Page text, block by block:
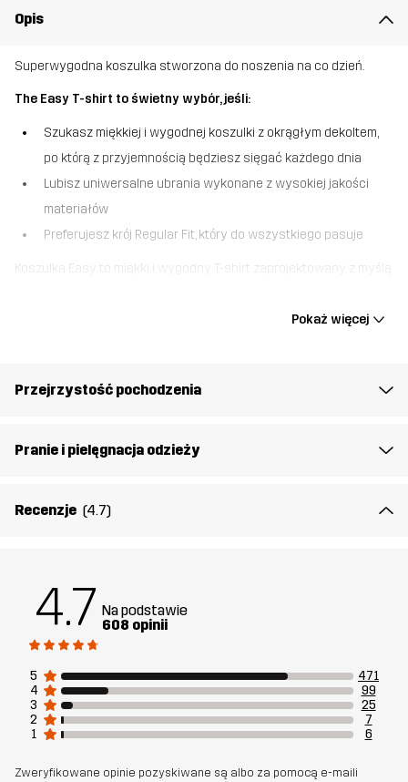
Opis
Superwygodna koszulka stworzona do noszenia na co dzień.
The Easy T-shirt to świetny wybór, jeśli:
Szukasz miękkiej i wygodnej koszulki z okrągłym dekoltem,
po którą z przyjemnością będziesz sięgać każdego dnia
Lubisz uniwersalne ubrania wykonane z wysokiej jakości
materiałów
Preferujesz krój Regular Fit, który do wszystkiego pasuje
Koszulka Easy to miękki i wygodny T-shirt zaprojektowany z myślą
spacerów. Łatwy w stylizacji, pasuje niemal do wszystkiego: od
domu będzie najłatwiejszą decyzją Twojego dnia.
Model/modelka ma 182 cm waży 85 kg i nosi rozmiar L
Dzianina rib
50% Bawełna, 50% Poliester (z
recyklingu)
Waga 177g w rozmiarze M
Zrównoważony Recyklingowane detale
Pokaż więcej
Przejrzystość pochodzenia
Pranie i pielęgnacja odzieży
Recenzje (4.7)
4.7 Na podstawie
608 opinii
5
471
4
99
3
25
2
7
1
6
Zweryfikowane opinie pozyskiwane są albo za pomocą e-maili